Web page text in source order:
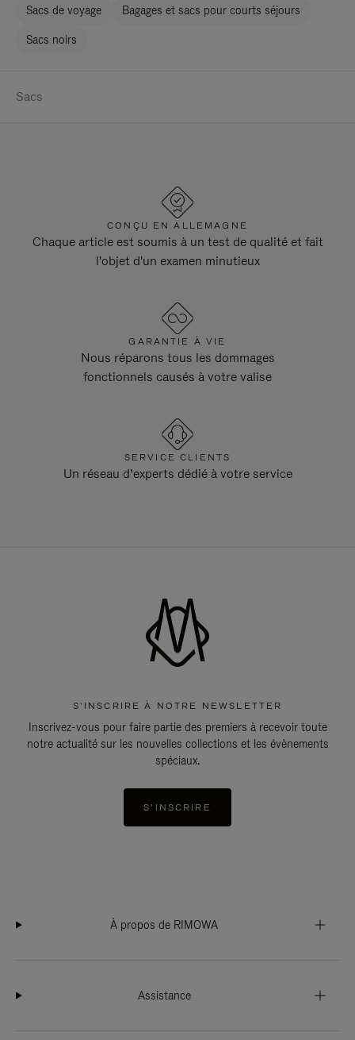
Sacs de voyage Bagages et sacs pour courts séjours
Sacs noirs
Sacs
CONÇU EN ALLEMAGNE
Chaque article est soumis à un test de qualité et fait
l'objet d'un examen minutieux
GARANTIE À VIE
Nous réparons tous les dommages
fonctionnels causés à votre valise
SERVICE CLIENTS
Un réseau d’experts dédié à votre service
S'INSCRIRE À NOTRE NEWSLETTER
Inscrivez-vous pour faire partie des premiers à recevoir toute
notre actualité sur les nouvelles collections et les évènements
spéciaux.
S'INSCRIRE
À propos de RIMOWA
Assistance